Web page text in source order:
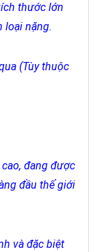
thước lớn
loại nặng.
(Tùy thuộc
đang được
đầu thế giới
và đặc biệt